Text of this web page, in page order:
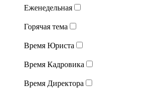
Еженедельная
Горячая тема
Время Юриста
Время Кадровика
Время Директора